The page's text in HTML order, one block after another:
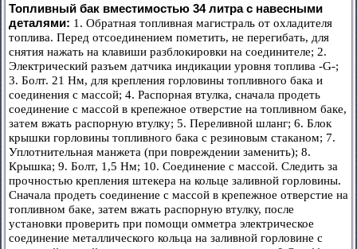
Топливный бак вместимостью 34 литра с навесными
деталями: 1. Обратная топливная магистраль от охладителя
топлива. Перед отсоединением пометить, не перегибать, для
снятия нажать на клавиши разблокировки на соединителе; 2.
Электрический разъем датчика индикации уровня топлива -G-;
3. Болт. 21 Нм, для крепления горловины топливного бака и
соединения с массой; 4. Распорная втулка, сначала продеть
соединение с массой в крепежное отверстие на топливном баке,
затем вжать распорную втулку; 5. Переливной шланг; 6. Блок
крышки горловины топливного бака с резиновым стаканом; 7.
Уплотнительная манжета (при повреждении заменить); 8.
Крышка; 9. Болт, 1,5 Нм; 10. Соединение с массой. Следить за
прочностью крепления штекера на кольце заливной горловины.
Сначала продеть соединение с массой в крепежное отверстие на
топливном баке, затем вжать распорную втулку, после
установки проверить при помощи омметра электрическое
соединение металлического кольца на заливной горловине с